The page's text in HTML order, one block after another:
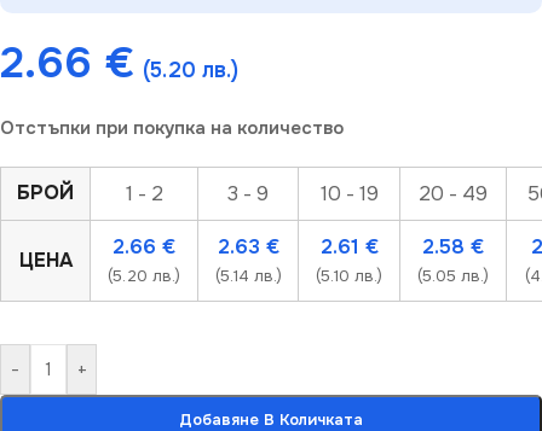
2.66 € (5.20 лв.)
Отстъпки при покупка на количество
БРОЙ 1 - 2 3 - 9 10 - 19 20 - 49
ЦЕНА
2.66 €
(5.20 лв.)
2.63 €
(5.14 лв.)
2.61 €
(5.10 лв.)
2.58 €
(5.05 лв.)
- +
Добавяне В Количката